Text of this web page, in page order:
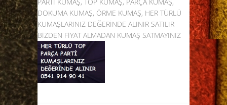
DOKUMA KUMAŞ, ÖRME KUMAŞ, HER TÜRLÜ
KUMAŞLARINIZ DEĞERİNDE ALINIR SATILIR
BİZDEN FİYAT ALMADAN KUMAŞ SATMAYINIZ